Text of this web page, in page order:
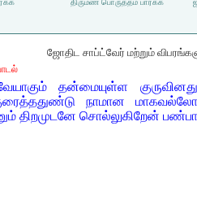
திருமண பொருத்தம் பார்க்க
ஜோதிட சாப்ட்வேர் மற்றும்
தன்மையுள்ள
நாமான
திறமுடனே சொல்லுகிறேன்